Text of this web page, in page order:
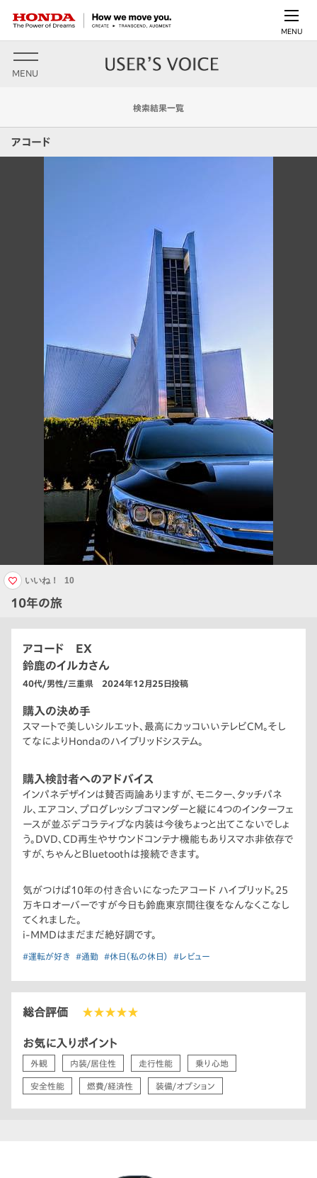
MENU
MENU
検索結果一覧
アコード
10年の旅
いいね！ 10
アコード EX
鈴鹿のイルカさん
40代/男性/三重県 2024年12月25日投稿
購入の決め手
スマートで美しいシルエット、最高にカッコいいテレビCM。そし
てなによりHondaのハイブリッドシステム。
購入検討者へのアドバイス
インパネデザインは賛否両論ありますが、モニター、タッチパネ
ル、エアコン、プログレッシブコマンダーと縦に4つのインターフェ
ースが並ぶデコラティブな内装は今後ちょっと出てこないでしょ
う。DVD、CD再生やサウンドコンテナ機能もありスマホ非依存で
すが、ちゃんとBluetoothは接続できます。
気がつけば10年の付き合いになったアコード ハイブリッド。25
万キロオーバーですが今日も鈴鹿東京間往復をなんなくこなし
てくれました。
i-MMDはまだまだ絶好調です。
#運転が好き #通勤 #休日（私の休日） #レビュー
総合評価 ★★★★★
お気に入りポイント
外観 内装/居住性 走行性能 乗り心地
安全性能 燃費/経済性 装備/オプション